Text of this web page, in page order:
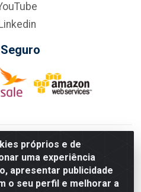
próprios e de
uma experiência
apresentar publicidade
o seu perfil e melhorar a
Linkedin
- Rod. Br-101 Sul, nº3700
CNPJ: 24.150.377/0001-95
KarneKeijo: PE, PB e RN.